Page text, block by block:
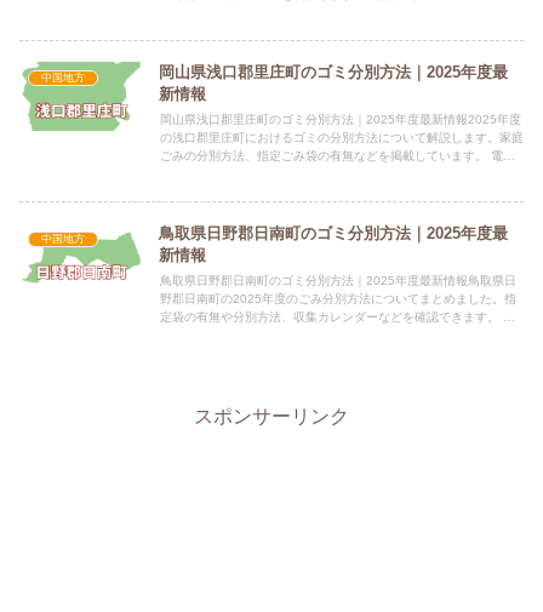
中国地方
岡山県浅口郡里庄町のゴミ分別方法｜2025年度最
新情報
岡山県浅口郡里庄町のゴミ分別方法｜2025年度最新情報2025年度
の浅口郡里庄町におけるゴミの分別方法について解説します。家庭
ごみの分別方法、指定ごみ袋の有無などを掲載しています。 電話
中国地方
鳥取県日野郡日南町のゴミ分別方法｜2025年度最
新情報
鳥取県日野郡日南町のゴミ分別方法｜2025年度最新情報鳥取県日
野郡日南町の2025年度のごみ分別方法についてまとめました。指
定袋の有無や分別方法、収集カレンダーなどを確認できます。 電
スポンサーリンク